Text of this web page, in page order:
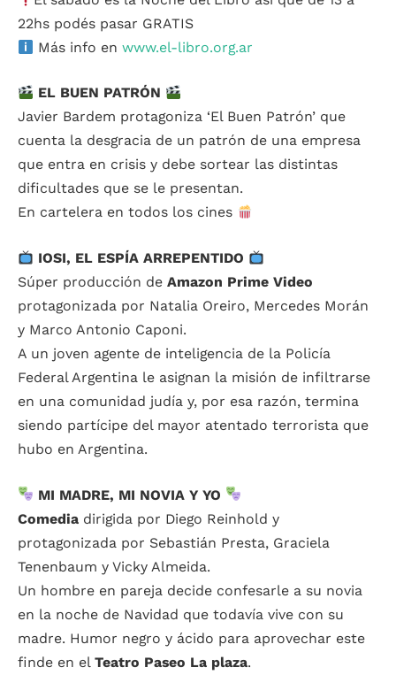
22hs podés pasar GRATIS
Más info enwww.el-libro.org.ar
EL BUEN PATRÓN
Javier Bardem protagoniza ‘El Buen Patrón’ que
cuenta la desgracia de un patrón de una empresa
que entra en crisis y debe sortear las distintas
dificultades que se le presentan.
En cartelera en todos los cines
IOSI, EL ESPÍA ARREPENTIDO
Súper producción de Amazon Prime Video
protagonizada por Natalia Oreiro, Mercedes Morán
y Marco Antonio Caponi.
A un joven agente de inteligencia de la Policía
Federal Argentina le asignan la misión de infiltrarse
en una comunidad judía y, por esa razón, termina
siendo partícipe del mayor atentado terrorista que
hubo en Argentina.
MI MADRE, MI NOVIA Y YO
Comedia dirigida por Diego Reinhold y
protagonizada por Sebastián Presta, Graciela
Tenenbaum y Vicky Almeida.
Un hombre en pareja decide confesarle a su novia
en la noche de Navidad que todavía vive con su
madre. Humor negro y ácido para aprovechar este
finde en el Teatro Paseo La plaza.